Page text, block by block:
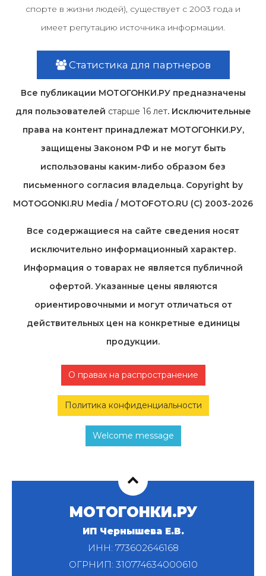
спорте в жизни людей), существует с 2003 года и
имеет репутацию источника информации.
Статистика для партнеров
Все публикации МОТОГОНКИ.РУ предназначены
для пользователей старше 16 лет. Исключительные
права на контент принадлежат МОТОГОНКИ.РУ,
защищены Законом РФ и не могут быть
использованы каким-либо образом без
письменного согласия владельца. Copyright by
MOTOGONKI.RU Media / MOTOFOTO.RU (C) 2003-2026
Все содержащиеся на cайте сведения носят
исключительно информационный характер.
Информация о товарах не является публичной
офертой. Указанные цены являются
ориентировочными и могут отличаться от
действительных цен на конкретные единицы
продукции.
О правах на распространение
Политика конфиденциальности
Welcome message
МОТОГОНКИ.РУ
ИП Чернышева Е.В.
ИНН: 773602646168
ОГРНИП: 310774634000610